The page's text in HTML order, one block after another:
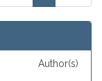
Author(s)